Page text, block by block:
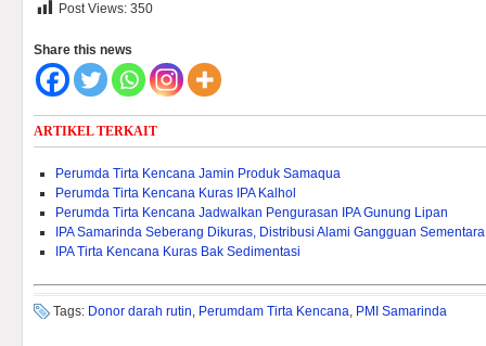
Post Views: 350
Share this news
ARTIKEL TERKAIT
Perumda Tirta Kencana Jamin Produk Samaqua
Perumda Tirta Kencana Kuras IPA Kalhol
Perumda Tirta Kencana Jadwalkan Pengurasan IPA Gunung Lipan
IPA Samarinda Seberang Dikuras, Distribusi Alami Gangguan Sementara
IPA Tirta Kencana Kuras Bak Sedimentasi
Tags: Donor darah rutin, Perumdam Tirta Kencana, PMI Samarinda